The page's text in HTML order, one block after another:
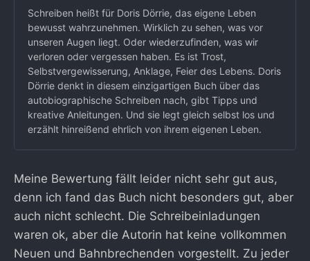
Schreiben heißt für Doris Dörrie, das eigene Leben
bewusst wahrzunehmen. Wirklich zu sehen, was vor
unseren Augen liegt. Oder wiederzufinden, was wir
verloren oder vergessen haben. Es ist Trost,
Selbstvergewisserung, Anklage, Feier des Lebens. Doris
Dörrie denkt in diesem einzigartigen Buch über das
autobiographische Schreiben nach, gibt Tipps und
kreative Anleitungen. Und sie legt gleich selbst los und
erzählt hinreißend ehrlich von ihrem eigenen Leben.
Meine Bewertung fällt leider nicht sehr gut aus,
denn ich fand das Buch nicht besonders gut, aber
auch nicht schlecht. Die Schreibeinladungen
waren ok, aber die Autorin hat keine vollkommen
Neuen und Bahnbrechenden vorgestellt. Zu jeder